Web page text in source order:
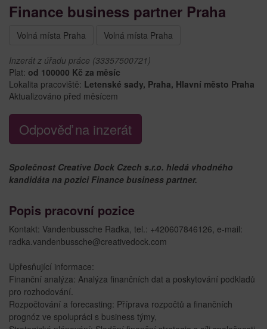
Finance business partner Praha
Volná místa Praha Volná místa Praha
Inzerát z úřadu práce (33357500721)
Plat: od 100000 Kč za měsíc
Lokalita pracoviště: Letenské sady, Praha, Hlavní město Praha
Aktualizováno před měsícem
Odpověď na inzerát
Společnost Creative Dock Czech s.r.o. hledá vhodného
kandidáta na pozici Finance business partner.
Popis pracovní pozice
Kontakt: Vandenbussche Radka, tel.: +420607846126, e-mail:
radka.vandenbussche@creativedock.com
Upřesňující informace:
Finanční analýza: Analýza finančních dat a poskytování podkladů
pro rozhodování.
Rozpočtování a forecasting: Příprava rozpočtů a finančních
prognóz ve spolupráci s business týmy,